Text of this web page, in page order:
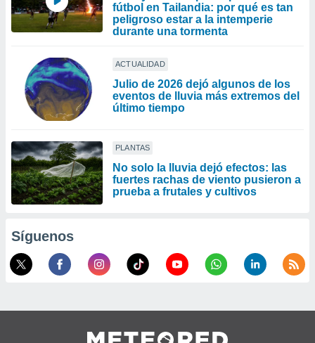
fútbol en Tailandia: por qué es tan
peligroso estar a la intemperie
durante una tormenta
ACTUALIDAD
Julio de 2026 dejó algunos de los
eventos de lluvia más extremos del
último tiempo
PLANTAS
No solo la lluvia dejó efectos: las
fuertes rachas de viento pusieron a
prueba a frutales y cultivos
Síguenos